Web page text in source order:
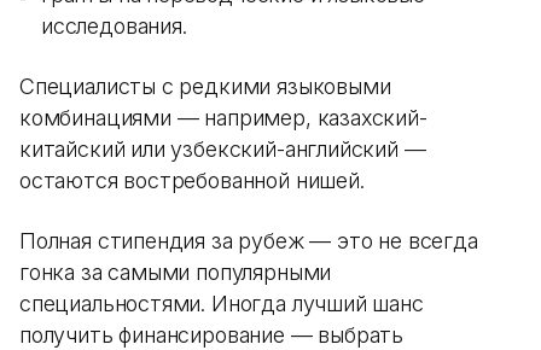
исследования.
Специалисты с редкими языковыми
комбинациями — например, казахский-
китайский или узбекский-английский —
остаются востребованной нишей.
Полная стипендия за рубеж — это не всегда
гонка за самыми популярными
специальностями. Иногда лучший шанс
получить финансирование — выбрать